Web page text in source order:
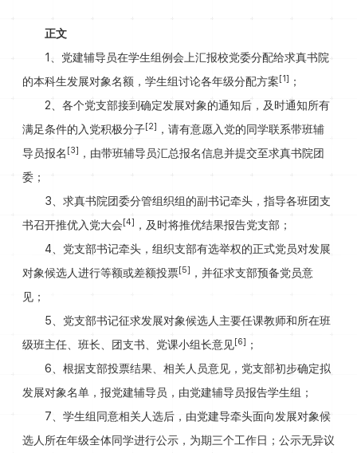
正文
1、党建辅导员在学生组例会上汇报校党委分配给求真书院
的本科生发展对象名额，学生组讨论各年级分配方案[1] ；
2、各个党支部接到确定发展对象的通知后，及时通知所有
满足条件的入党积极分子[2] ，请有意愿入党的同学联系带班辅
导员报名 [3] ，由带班辅导员汇总报名信息并提交至求真书院团
委；
3、求真书院团委分管组织组的副书记牵头，指导各班团支
书召开推优入党大会[4] ，及时将推优结果报告党支部；
4、党支部书记牵头，组织支部有选举权的正式党员对发展
对象候选人进行等额或差额投票[5] ，并征求支部预备党员意
见；
5、党支部书记征求发展对象候选人主要任课教师和所在班
级班主任、班长、团支书、党课小组长意见[6] ；
6、根据支部投票结果、相关人员意见，党支部初步确定拟
发展对象名单，报党建辅导员，由党建辅导员报告学生组；
7、学生组同意相关人选后，由党建导牵头面向发展对象候
选人所在年级全体同学进行公示，为期三个工作日；公示无异议